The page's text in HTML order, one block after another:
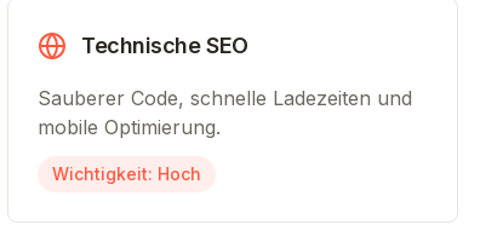
Technische SEO
Sauberer Code, schnelle Ladezeiten und
mobile Optimierung.
Wichtigkeit: Hoch